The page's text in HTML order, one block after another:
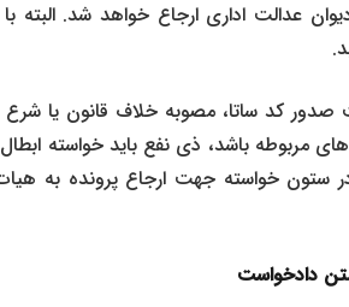
عدالت اداری ارجاع خواهد شد. البته
صدور کد ساتا، مصوبه خلاف قانون یا
مربوطه باشد، ذی نفع باید خواسته
ستون خواسته جهت ارجاع پرونده به
دادخواست